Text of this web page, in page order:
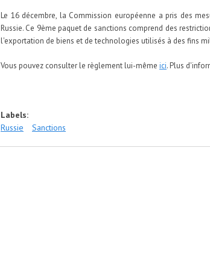
Le 16 décembre, la Commission européenne a pris des
Russie. Ce 9ème paquet de sanctions comprend des
l'exportation de biens et de technologies utilisés à des fins
Vous pouvez consulter le règlement lui-même ici. Plus
Labels:
Russie
Sanctions